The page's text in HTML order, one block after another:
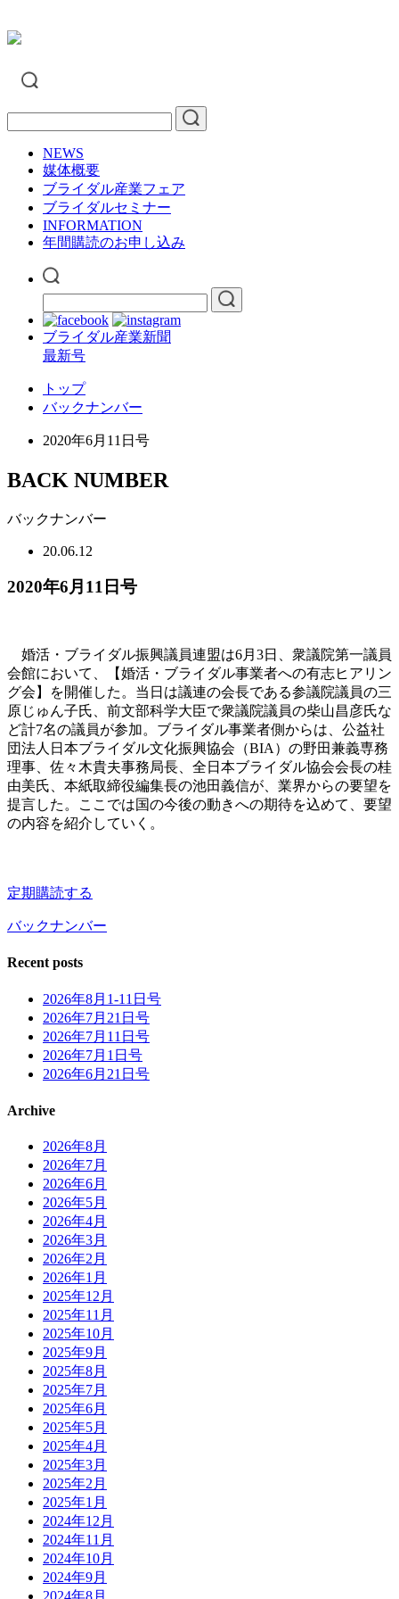
NEWS
媒体概要
ブライダル産業フェア
ブライダルセミナー
INFORMATION
年間購読のお申し込み
ブライダル産業新聞
最新号
トップ
バックナンバー
2020年6月11日号
BACK NUMBER
バックナンバー
20.06.12
2020年6月11日号
婚活・ブライダル振興議員連盟は6月3日、衆議院第一議員
会館において、【婚活・ブライダル事業者への有志ヒアリン
グ会】を開催した。当日は議連の会長である参議院議員の三
原じゅん子氏、前文部科学大臣で衆議院議員の柴山昌彦氏な
ど計7名の議員が参加。ブライダル事業者側からは、公益社
団法人日本ブライダル文化振興協会（BIA）の野田兼義専務
理事、佐々木貴夫事務局長、全日本ブライダル協会会長の桂
由美氏、本紙取締役編集長の池田義信が、業界からの要望を
提言した。ここでは国の今後の動きへの期待を込めて、要望
の内容を紹介していく。
定期購読する
バックナンバー
Recent posts
2026年8月1-11日号
2026年7月21日号
2026年7月11日号
2026年7月1日号
2026年6月21日号
Archive
2026年8月
2026年7月
2026年6月
2026年5月
2026年4月
2026年3月
2026年2月
2026年1月
2025年12月
2025年11月
2025年10月
2025年9月
2025年8月
2025年7月
2025年6月
2025年5月
2025年4月
2025年3月
2025年2月
2025年1月
2024年12月
2024年11月
2024年10月
2024年9月